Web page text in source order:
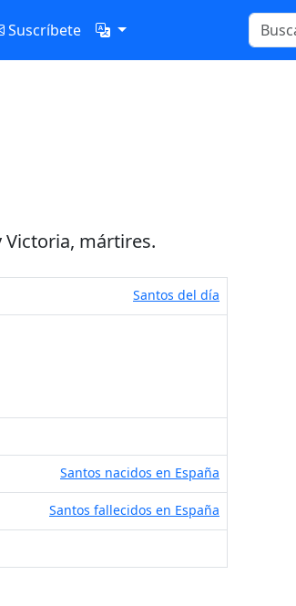
Suscríbete
Victoria, mártires.
Santos del día
Santos nacidos en España
Santos fallecidos en España